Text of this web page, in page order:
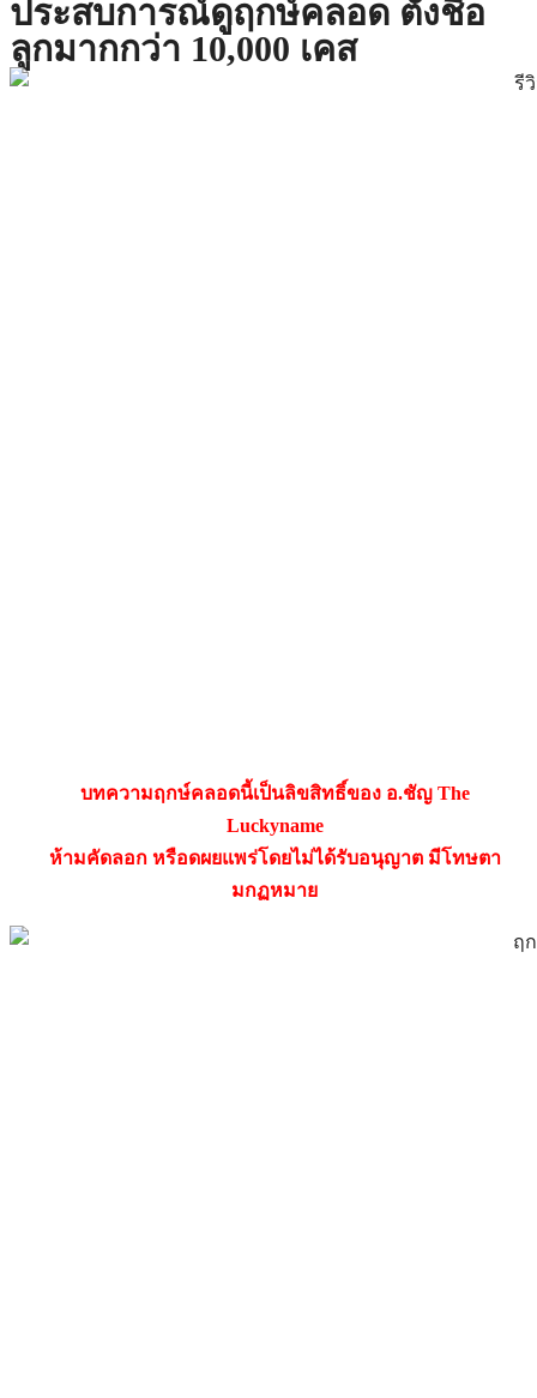
ประสบการณ์ดูฤกษ์คลอด ตั้งชื่อ
ลูกมากกว่า 10,000 เคส
บทความฤกษ์คลอดนี้เป็นลิขสิทธิ์ของ อ.ชัญ The
Luckyname
ห้ามคัดลอก หรือดผยแพร่โดยไม่ได้รับอนุญาต มีโทษตา
มกฏหมาย